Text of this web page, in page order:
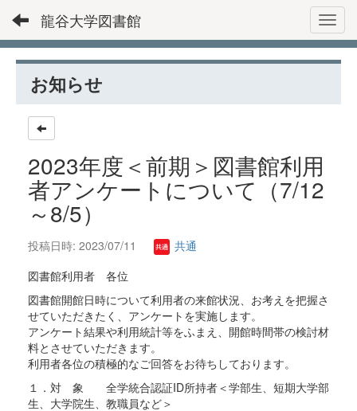
龍谷大学図書館
お知らせ
2023年度＜前期＞図書館利用
者アンケートについて（7/12
～8/5）
投稿日時: 2023/07/11
共通
図書館利用者 各位
図書館開館日時について利用者の来館状況、お考えを把握さ
せていただきたく、アンケートを実施します。
アンケート結果や利用統計等をふまえ、開館時間帯の検討材
料とさせていただきます。
利用者各位の積極的なご回答をお待ちしております。
１．対 象 全学統合認証ID所持者＜学部生、短期大学部
生、大学院生、教職員など＞